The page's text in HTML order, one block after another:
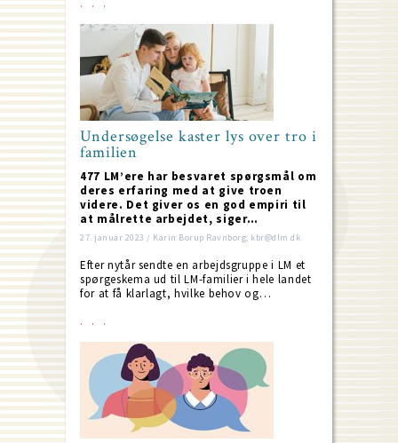
Undersøgelse kaster lys over tro i
familien
477 LM’ere har besvaret spørgsmål om
deres erfaring med at give troen
videre. Det giver os en god empiri til
at målrette arbejdet, siger…
27. januar 2023 / Karin Borup Ravnborg; kbr@dlm.dk
Efter nytår sendte en arbejdsgruppe i LM et
spørgeskema ud til LM-familier i hele landet
for at få klarlagt, hvilke behov og…